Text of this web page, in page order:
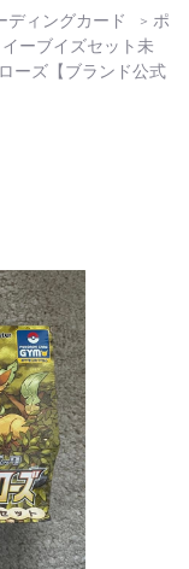
ディングカード
ポ
ーブイズセット未
ーズ【ブランド公式